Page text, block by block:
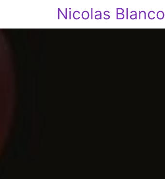
Nicolas Blanco